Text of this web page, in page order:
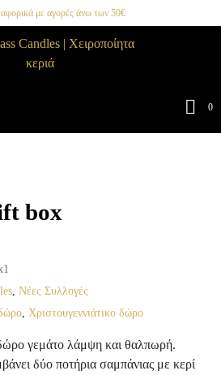
με αγορές άνω των 50€
0
box
, Νέες Συλλογές
, Χριστουγεννιάτικο δώρο
γεμάτο λάμψη και θαλπωρή.
δύο ποτήρια σαμπάνιας με κερί